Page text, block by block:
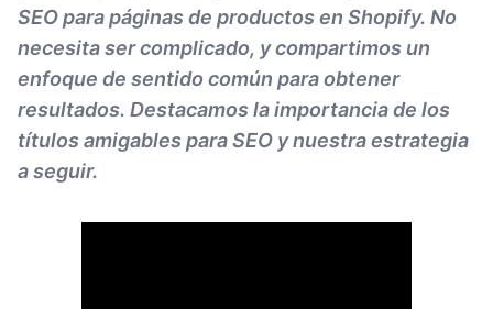
SEO para páginas de productos en Shopify. No
necesita ser complicado, y compartimos un
enfoque de sentido común para obtener
resultados. Destacamos la importancia de los
títulos amigables para SEO y nuestra estrategia
a seguir.